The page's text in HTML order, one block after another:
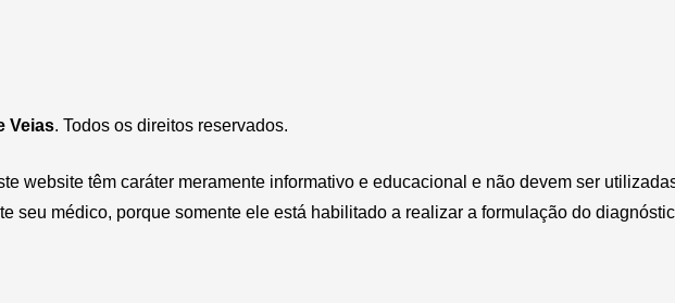
Veias. Todos os direitos reservados.
website têm caráter meramente informativo e educacional e não devem ser
seu médico, porque somente ele está habilitado a realizar a formulação do